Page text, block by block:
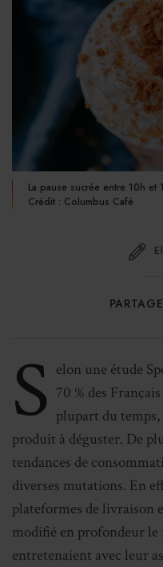
La pause sucrée entre 10h et
Crédit : Columbus Café
S elon une étude
70 % des
plupart du temps,
produit à déguster. De
tendances de
diverses mutations. En
plateformes de livraison
modifié en profondeur le
entretenaient avec leur